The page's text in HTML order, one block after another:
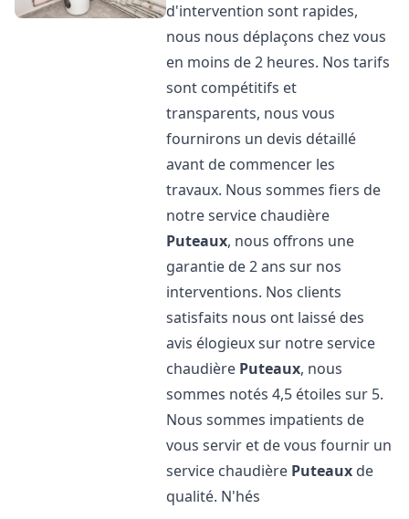
d'intervention sont rapides,
nous nous déplaçons chez vous
en moins de 2 heures. Nos tarifs
sont compétitifs et
transparents, nous vous
fournirons un devis détaillé
avant de commencer les
travaux. Nous sommes fiers de
notre service chaudière
Puteaux, nous offrons une
garantie de 2 ans sur nos
interventions. Nos clients
satisfaits nous ont laissé des
avis élogieux sur notre service
chaudière Puteaux, nous
sommes notés 4,5 étoiles sur 5.
Nous sommes impatients de
vous servir et de vous fournir un
service chaudière Puteaux de
qualité. N'hés